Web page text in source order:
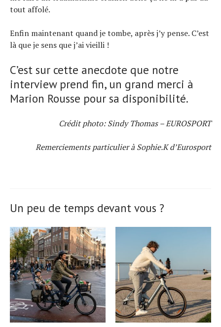
tout affolé.
Enfin maintenant quand je tombe, après j’y pense. C’est
là que je sens que j’ai vieilli !
C’est sur cette anecdote que notre
interview prend fin, un grand merci à
Marion Rousse pour sa disponibilité.
Crédit photo: Sindy Thomas – EUROSPORT
Remerciements particulier à Sophie.K d’Eurosport
Un peu de temps devant vous ?